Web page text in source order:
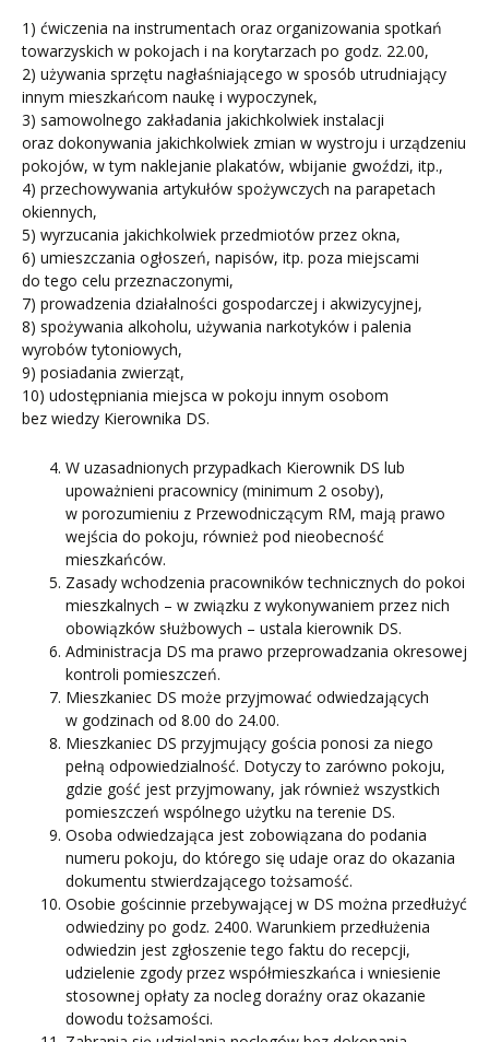
1) ćwiczenia na instrumentach oraz organizowania spotkań
towarzyskich w pokojach i na korytarzach po godz. 22.00,
2) używania sprzętu nagłaśniającego w sposób utrudniający
innym mieszkańcom naukę i wypoczynek,
3) samowolnego zakładania jakichkolwiek instalacji
oraz dokonywania jakichkolwiek zmian w wystroju i urządzeniu
pokojów, w tym naklejanie plakatów, wbijanie gwoździ, itp.,
4) przechowywania artykułów spożywczych na parapetach
okiennych,
5) wyrzucania jakichkolwiek przedmiotów przez okna,
6) umieszczania ogłoszeń, napisów, itp. poza miejscami
do tego celu przeznaczonymi,
7) prowadzenia działalności gospodarczej i akwizycyjnej,
8) spożywania alkoholu, używania narkotyków i palenia
wyrobów tytoniowych,
9) posiadania zwierząt,
10) udostępniania miejsca w pokoju innym osobom
bez wiedzy Kierownika DS.
W uzasadnionych przypadkach Kierownik DS lub
upoważnieni pracownicy (minimum 2 osoby),
w porozumieniu z Przewodniczącym RM, mają prawo
wejścia do pokoju, również pod nieobecność
mieszkańców.
Zasady wchodzenia pracowników technicznych do pokoi
mieszkalnych – w związku z wykonywaniem przez nich
obowiązków służbowych – ustala kierownik DS.
Administracja DS ma prawo przeprowadzania okresowej
kontroli pomieszczeń.
Mieszkaniec DS może przyjmować odwiedzających
w godzinach od 8.00 do 24.00.
Mieszkaniec DS przyjmujący gościa ponosi za niego
pełną odpowiedzialność. Dotyczy to zarówno pokoju,
gdzie gość jest przyjmowany, jak również wszystkich
pomieszczeń wspólnego użytku na terenie DS.
Osoba odwiedzająca jest zobowiązana do podania
numeru pokoju, do którego się udaje oraz do okazania
dokumentu stwierdzającego tożsamość.
Osobie gościnnie przebywającej w DS można przedłużyć
odwiedziny po godz. 2400. Warunkiem przedłużenia
odwiedzin jest zgłoszenie tego faktu do recepcji,
udzielenie zgody przez współmieszkańca i wniesienie
stosownej opłaty za nocleg doraźny oraz okazanie
dowodu tożsamości.